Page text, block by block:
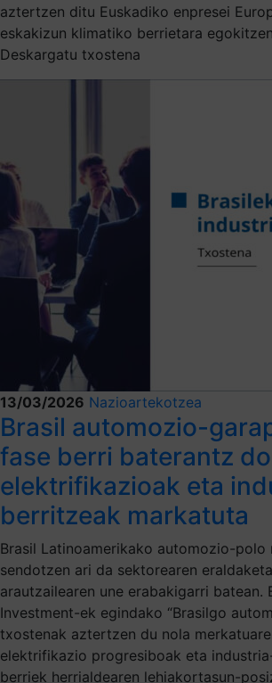
aztertzen ditu Euskadiko enpresei
eskakizun klimatiko berrietara
Deskargatu txostena
13/03/2026 Nazioartekotzea
Brasil automozio-
fase berri baterantz
elektrifikazioak eta
berritzeak markatuta
Brasil Latinoamerikako automozio-polo
sendotzen ari da sektorearen
arautzailearen une erabakigarri batean.
Investment-ek egindako “Brasilgo
txostenak aztertzen du nola
elektrifikazio progresiboak eta
berriek herrialdearen lehiakortasun-